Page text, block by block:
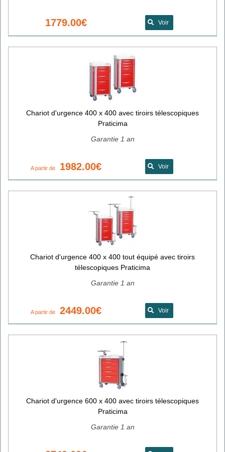
1779.00€ Voir
Chariot d'urgence 400 x 400 avec tiroirs télescopiques
Praticima
Garantie 1 an
A partir de 1982.00€ Voir
Chariot d'urgence 400 x 400 tout équipé avec tiroirs
télescopiques Praticima
Garantie 1 an
A partir de 2449.00€ Voir
Chariot d'urgence 600 x 400 avec tiroirs télescopiques
Praticima
Garantie 1 an